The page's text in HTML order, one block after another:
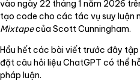
vào ngày 22 tháng 1 năm 2026
tạo code cho các tác vụ suy luận
Mixtapecủa Scott Cunningham.
Hầu hết các bài viết trước đây tập
đặt câu hỏi liệu ChatGPT có thể
pháp luận.